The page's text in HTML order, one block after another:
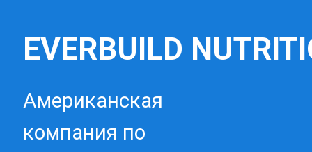
EVERBUILD
Американская
компания по